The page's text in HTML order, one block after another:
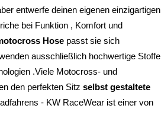
bei Funktion , Komfort und
Hose passt sie sich
ausschließlich hochwertige Stoffe
.Viele Motocross- und
den perfekten Sitz selbst gestaltete
- KW RaceWear ist einer von